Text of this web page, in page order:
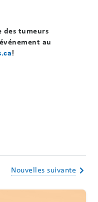
des tumeurs
au
!
Nouvelles suivante